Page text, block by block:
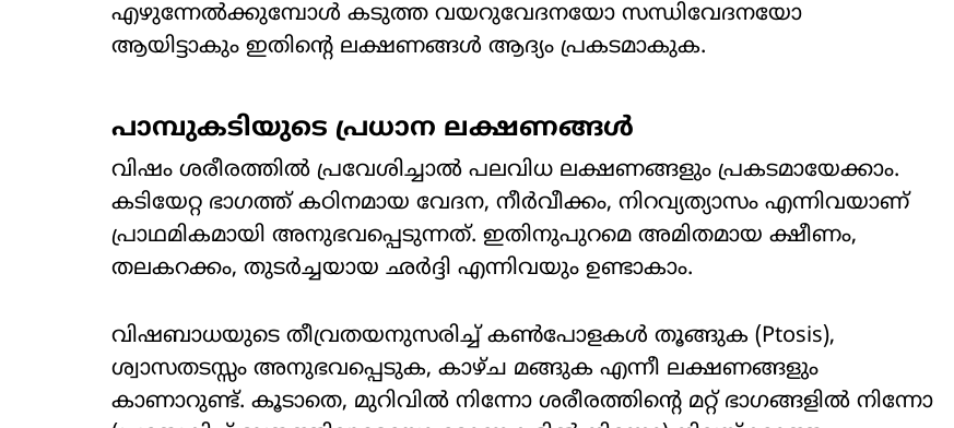
എഴുന്നേൽക്കുമ്പോൾ കടുത്ത വയറുവേദനയോ സന്ധിവേദനയോ
ആയിട്ടാകും ഇതിന്റെ ലക്ഷണങ്ങൾ ആദ്യം പ്രകടമാകുക.
പാമ്പുകടിയുടെ പ്രധാന ലക്ഷണങ്ങൾ
വിഷം ശരീരത്തിൽ പ്രവേശിച്ചാൽ പലവിധ ലക്ഷണങ്ങളും പ്രകടമായേക്കാം.
കടിയേറ്റ ഭാഗത്ത് കഠിനമായ വേദന, നീർവീക്കം, നിറവ്യത്യാസം എന്നിവയാണ്
പ്രാഥമികമായി അനുഭവപ്പെടുന്നത്. ഇതിനുപുറമെ അമിതമായ ക്ഷീണം,
തലകറക്കം, തുടർച്ചയായ ഛർദ്ദി എന്നിവയും ഉണ്ടാകാം.
വിഷബാധയുടെ തീവ്രതയനുസരിച്ച് കൺപോളകൾ തൂങ്ങുക (Ptosis),
ശ്വാസതടസ്സം അനുഭവപ്പെടുക, കാഴ്ച മങ്ങുക എന്നീ ലക്ഷണങ്ങളും
കാണാറുണ്ട്. കൂടാതെ, മുറിവിൽ നിന്നോ ശരീരത്തിന്റെ മറ്റ് ഭാഗങ്ങളിൽ നിന്നോ